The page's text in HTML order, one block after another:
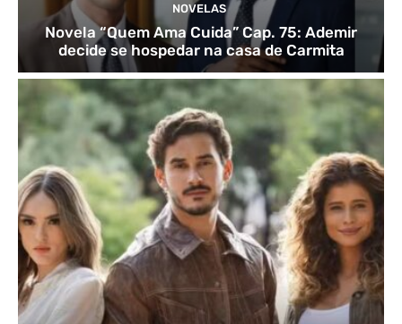
NOVELAS
Novela “Quem Ama Cuida” Cap. 75: Ademir
decide se hospedar na casa de Carmita